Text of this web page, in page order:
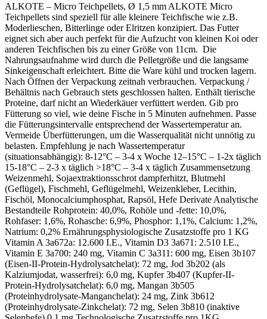
ALKOTE – Micro Teichpellets, Ø 1,5 mm ALKOTE Micro
Teichpellets sind speziell für alle kleinere Teichfische wie z.B.
Moderlieschen, Bitterlinge oder Elritzen konzipiert. Das Futter
eignet sich aber auch perfekt für die Aufzucht von kleinen Koi oder
anderen Teichfischen bis zu einer Größe von 11cm. Die
Nahrungsaufnahme wird durch die Pelletgröße und die langsame
Sinkeigenschaft erleichtert. Bitte die Ware kühl und trocken lagern.
Nach Öffnen der Verpackung zeitnah verbrauchen. Verpackung /
Behältnis nach Gebrauch stets geschlossen halten. Enthält tierische
Proteine, darf nicht an Wiederkäuer verfüttert werden. Gib pro
Fütterung so viel, wie deine Fische in 5 Minuten aufnehmen. Passe
die Fütterungsintervalle entsprechend der Wassertemperatur an.
Vermeide Überfütterungen, um die Wasserqualität nicht unnötig zu
belasten. Empfehlung je nach Wassertemperatur
(situationsabhängig): 8-12°C – 3-4 x Woche 12–15°C – 1-2x täglich
15-18°C – 2-3 x täglich >18°C – 3-4 x täglich Zusammensetzung
Weizenmehl, Sojaextraktionsschrot dampferhitzt, Blutmehl
(Geflügel), Fischmehl, Geflügelmehl, Weizenkleber, Lecithin,
Fischöl, Monocalciumphosphat, Rapsöl, Hefe Derivate Analytische
Bestandteile Rohprotein: 40,0%, Rohöle und -fette: 10,0%,
Rohfaser: 1,6%, Rohasche: 6,9%, Phosphor: 1,1%, Calcium: 1,2%,
Natrium: 0,2% Ernährungsphysiologische Zusatzstoffe pro 1 KG
Vitamin A 3a672a: 12.600 I.E., Vitamin D3 3a671: 2.510 I.E.,
Vitamin E 3a700: 240 mg, Vitamin C 3a311: 600 mg, Eisen 3b107
(Eisen-II-Protein-Hydrolysatchelat): 72 mg, Jod 3b202 (als
Kalziumjodat, wasserfrei): 6,0 mg, Kupfer 3b407 (Kupfer-II-
Protein-Hydrolysatchelat): 6,0 mg, Mangan 3b505
(Proteinhydrolysate-Manganchelat): 24 mg, Zink 3b612
(Proteinhydrolysate-Zinkchelat): 72 mg, Selen 3b810 (inaktive